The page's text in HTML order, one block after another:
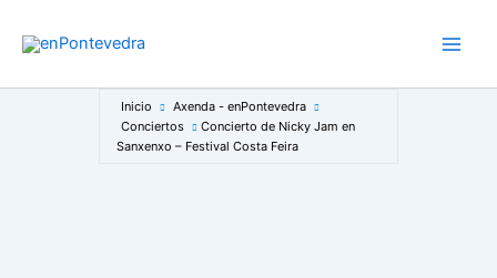
Inicio
Axenda - enPontevedra
Conciertos
Concierto de Nicky Jam en
Sanxenxo – Festival Costa Feira